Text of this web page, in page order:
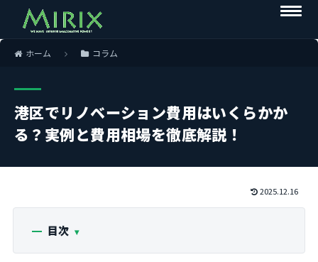
ホーム コラム
港区でリノベーション費用はいくらかか
る？実例と費用相場を徹底解説！
2025.12.16
目次